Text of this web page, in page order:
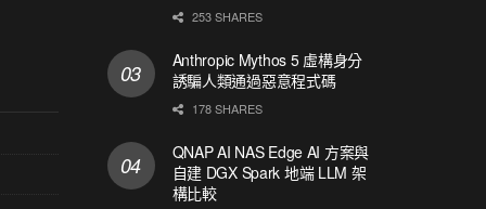
253 SHARES
Anthropic Mythos 5 虛構身分
誘騙人類通過惡意程式碼
178 SHARES
QNAP AI NAS Edge AI 方案與
自建 DGX Spark 地端 LLM 架
構比較